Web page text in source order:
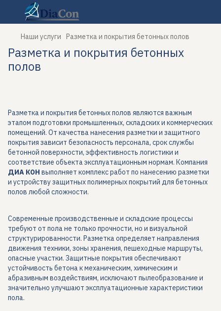
Наши услуги Разметка и покрытия бетонных полов
Разметка и покрытия бетонных
полов
Разметка и покрытия бетонных полов являются важным
этапом подготовки промышленных, складских и коммерческих
помещений. От качества нанесения разметки и защитного
покрытия зависит безопасность персонала, срок службы
бетонной поверхности, эффективность логистики и
соответствие объекта эксплуатационным нормам. Компания
ДИА КОН выполняет комплекс работ по нанесению разметки
и устройству защитных полимерных покрытий для бетонных
полов любой сложности.
Современные производственные и складские процессы
требуют от пола не только прочности, но и визуальной
структурированности. Разметка определяет направления
движения техники, зоны хранения, пешеходные маршруты,
опасные участки. Защитные покрытия обеспечивают
устойчивость бетона к механическим, химическим и
абразивным воздействиям, исключают пылеобразование и
значительно улучшают эксплуатационные характеристики
пола.